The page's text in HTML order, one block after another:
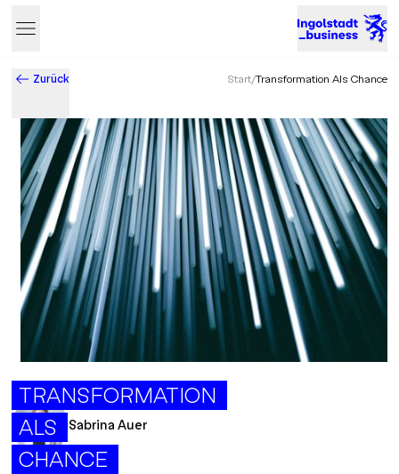
Zurück Start/Transformation Als Chance
Business & Innovation in Ingolstadt – Der Standort mit
TRANSFORMATION
ALS
CHANCE
Sabrina Auer